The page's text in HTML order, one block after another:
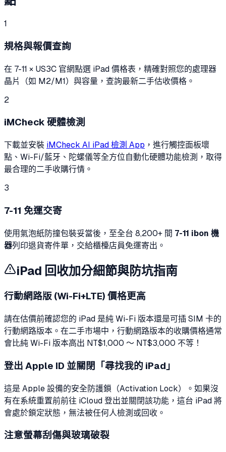
1
規格與報價查詢
在 7-11 × US3C 官網點選 iPad 價格表，精確對照您的處理器
晶片（如 M2/M1）與容量，查詢最新二手估收價格。
2
iMCheck 硬體檢測
下載並安裝 iMCheck AI iPad 檢測 App ，進行觸控面板壞
點、Wi-Fi/藍牙、陀螺儀等全方位自動化硬體功能檢測，取得
最合理的二手收購行情。
3
7-11 免運交寄
使用氣泡紙防撞包裝妥當後，至全台 8,200+ 間 7-11 ibon 機
器列印退貨寄件單，交給櫃檯店員免運寄出。
iPad 回收加分細節與防坑指南
行動網路版 (Wi-Fi+LTE) 價格更高
請在估價前確認您的 iPad 是純 Wi-Fi 版本還是可插 SIM 卡的
行動網路版本。在二手市場中，行動網路版本的收購價格通常
會比純 Wi-Fi 版本高出 NT$1,000 ～ NT$3,000 不等！
登出 Apple ID 並關閉「尋找我的 iPad」
這是 Apple 設備的安全防護鎖（Activation Lock）。如果沒
有在系統重置前前往 iCloud 登出並關閉該功能，這台 iPad 將
會處於鎖定狀態，無法被任何人檢測或回收。
注意螢幕刮傷與玻璃破裂